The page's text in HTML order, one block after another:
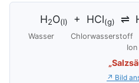
H2O(l) + HCl(g) ⇌
Wasser
Ion
↗ Bild